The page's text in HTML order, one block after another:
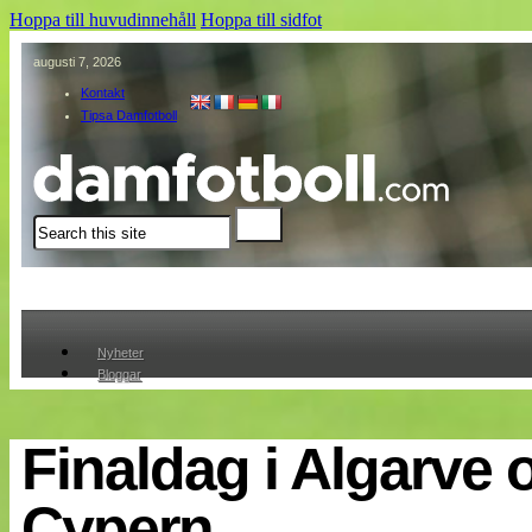
Hoppa till huvudinnehåll Hoppa till sidfot
augusti 7, 2026
Kontakt
Tipsa Damfotboll
Sök
Nyheter
Bloggar
Cuper
Medlemmar
Medlemsbilder
Om oss
Finaldag i Algarve